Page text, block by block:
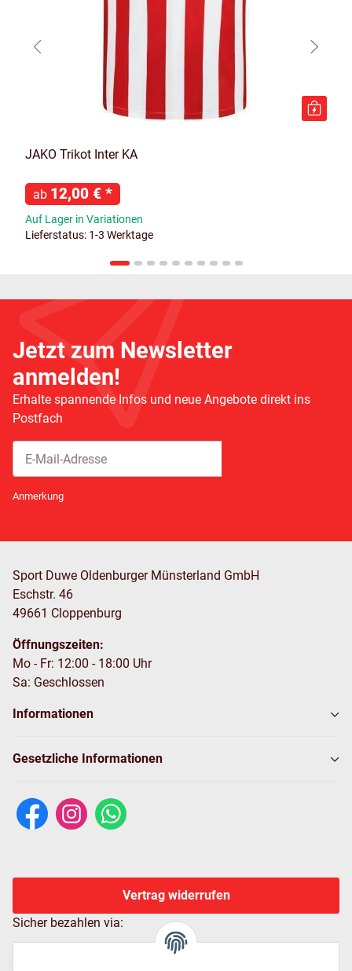
JAKO Trikot Inter KA
ab 12,00 € *
Auf Lager in Variationen
Lieferstatus: 1-3 Werktage
Jetzt zum Newsletter
anmelden!
Erhalte spannende Infos und neue Angebote direkt ins
Postfach
Anmerkung
Sport Duwe Oldenburger Münsterland GmbH
Eschstr. 46
49661 Cloppenburg
Öffnungszeiten:
Mo - Fr: 12:00 - 18:00 Uhr
Sa: Geschlossen
Informationen
Gesetzliche Informationen
Vertrag widerrufen
Sicher bezahlen via: